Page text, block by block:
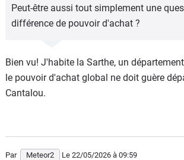
Peut-être aussi tout simplement une
différence de pouvoir d'achat ?
Bien vu! J'habite la Sarthe, un
le pouvoir d'achat global ne doit guère
Cantalou.
Par Meteor2 Le 22/05/2026 à 09:59